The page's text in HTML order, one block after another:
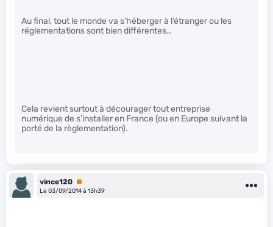
Au final, tout le monde va s’héberger à l’étranger ou les
réglementations sont bien différentes…
Cela revient surtout à décourager tout entreprise
numérique de s’installer en France (ou en Europe suivant la
porté de la règlementation).
vince120 Premium
Le 03/09/2014 à 13h39